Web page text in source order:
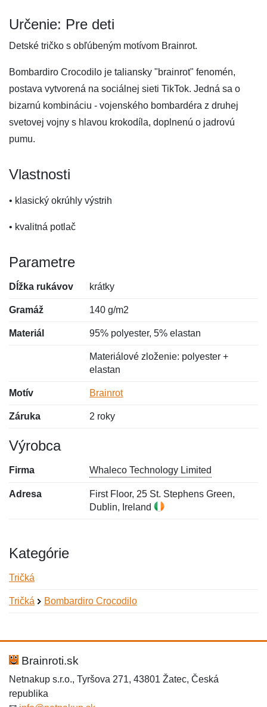
Určenie: Pre deti
Detské tričko s obľúbeným motívom Brainrot.
Bombardiro Crocodilo je taliansky "brainrot" fenomén,
postava vytvorená na sociálnej sieti TikTok. Jedná sa o
bizarnú kombináciu - vojenského bombardéra z druhej
svetovej vojny s hlavou krokodíla, doplnenú o jadrovú
pumu.
Vlastnosti
• klasický okrúhly výstrih
• kvalitná potlač
Parametre
Dĺžka rukávov krátky
Gramáž 140 g/m2
Materiál 95% polyester, 5% elastan
Materiálové zloženie: polyester +
elastan
Motív Brainrot
Záruka 2 roky
Výrobca
Firma Whaleco Technology Limited
Adresa
First Floor, 25 St. Stephens Green,
Dublin, Ireland
Kategórie
Tričká
Tričká Bombardiro Crocodilo
Hodnotenie:
Meno:
Brainroti.sk
Netnakup s.r.o., Tyršova 271, 43801 Žatec, Česká
republika